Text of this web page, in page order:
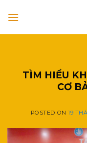
TÌM HIỂU
CƠ
POSTED ON19